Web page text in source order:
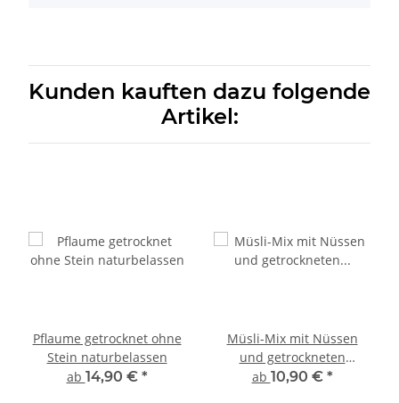
Kunden kauften dazu folgende
Artikel:
Pflaume getrocknet ohne
Stein naturbelassen
ab 14,90 € *
Müsli-Mix mit Nüssen
und getrockneten
Früchten geschwefelt
ab 10,90 € *